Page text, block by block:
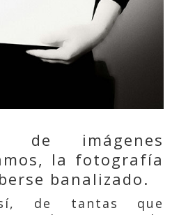
de imágenes
la fotografía
banalizado.
de tantas que